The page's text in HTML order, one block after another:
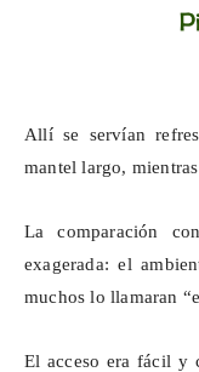
Allí se servían
mantel largo,
La comparación
exagerada: el
muchos lo llamaran
El acceso era fácil y